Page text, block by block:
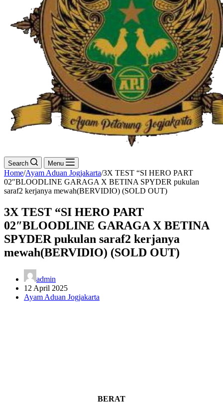
Search Menu
Home/Ayam Aduan Jogjakarta/3X TEST “SI HERO PART
02″BLOODLINE GARAGA X BETINA SPYDER pukulan
saraf2 kerjanya mewah(BERVIDIO) (SOLD OUT)
3X TEST “SI HERO PART
02″BLOODLINE GARAGA X BETINA
SPYDER pukulan saraf2 kerjanya
mewah(BERVIDIO) (SOLD OUT)
admin
12 April 2025
Ayam Aduan Jogjakarta
BERAT